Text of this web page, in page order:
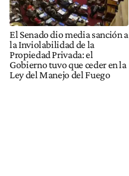
El Senado dio media sanción a
la Inviolabilidad de la
Propiedad Privada: el
Gobierno tuvo que ceder en la
Ley del Manejo del Fuego